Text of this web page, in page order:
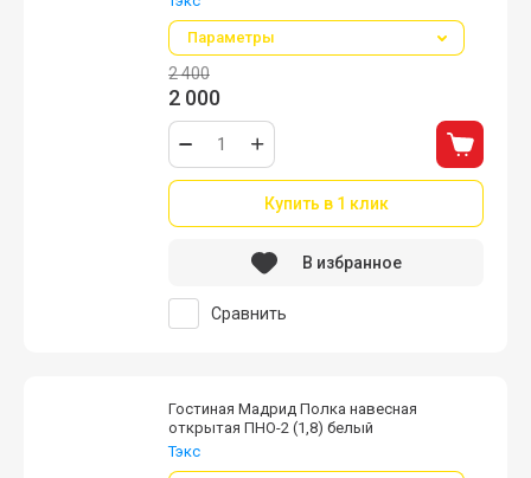
Параметры
2 400
2 000
Купить в 1 клик
Сравнить
В избранное
Гостиная Мадрид Полка навесная
открытая ПНО-2 (1,8) белый
Тэкс